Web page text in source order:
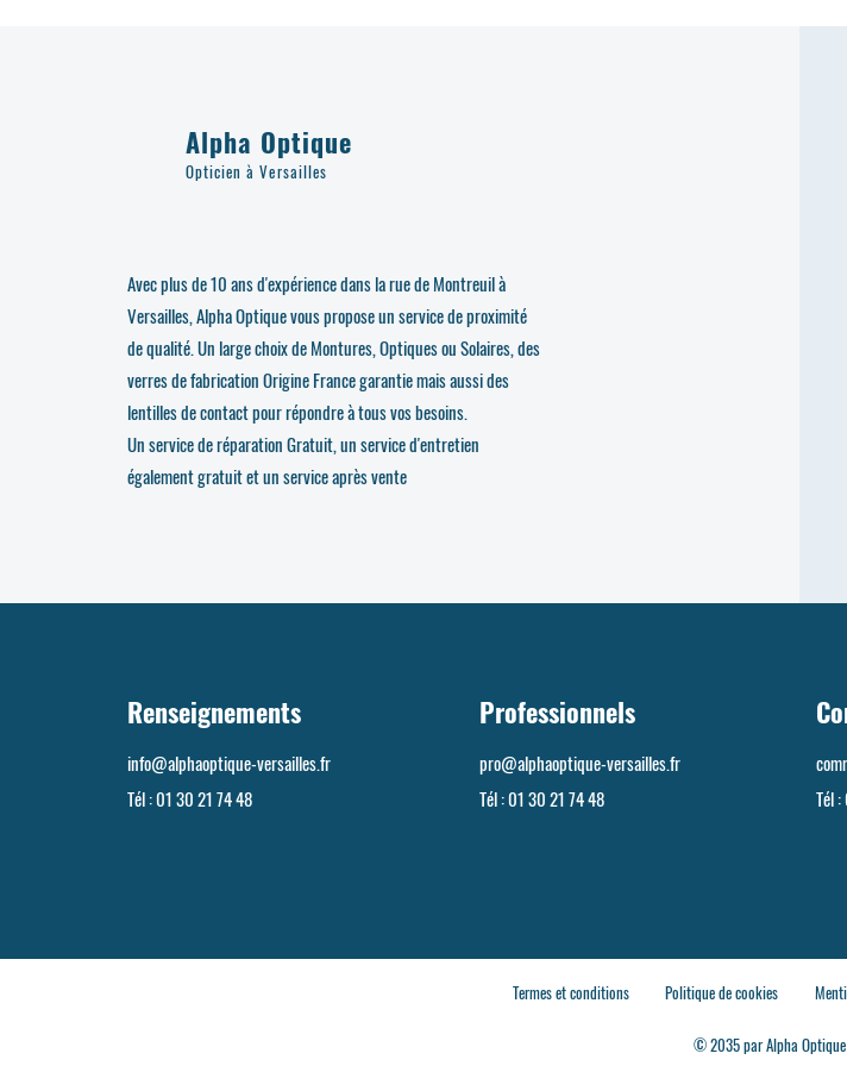
Alpha Optique
Opticien à Versailles
Avec plus de 10 ans d'expérience dans la rue de Montreuil à
Versailles, Alpha Optique vous propose un service de proximité
de qualité. Un large choix de Montures, Optiques ou Solaires, des
verres de fabrication Origine France garantie mais aussi des
lentilles de contact pour répondre à tous vos besoins.
Un service de réparation Gratuit, un service d'entretien
également gratuit et un service après vente
Renseignements
info@alphaoptique-versailles.fr
Tél :01 30 21 74 48
Professionnels
pro@alphaoptique-versailles.fr
Tél :01 30 21 74 48
Tél :
Termes et conditions Politique de cookies
© 2035 par Alpha